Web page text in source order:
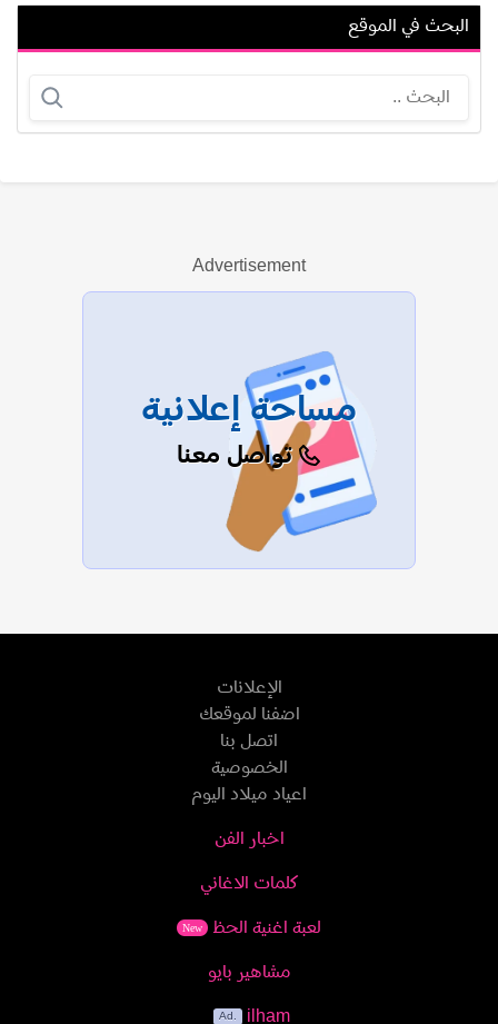
أحمد عفيفي (أحمد الجبيلي)
عرض الكل
البحث في الموقع
Advertisement
مساحة إعلانية
تواصل معنا
الإعلانات
اضفنا لموقعك
اتصل بنا
الخصوصية
اعياد ميلاد اليوم
اخبار الفن
كلمات الاغاني
لعبة اغنية الحظ New
مشاهير بايو
ilham